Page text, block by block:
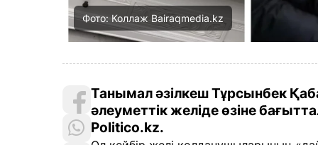
Фото: Коллаж Bairaqmedia.kz
Танымал әзілкеш Тұрсынбек
әлеуметтік желіде өзіне
Politico.kz.